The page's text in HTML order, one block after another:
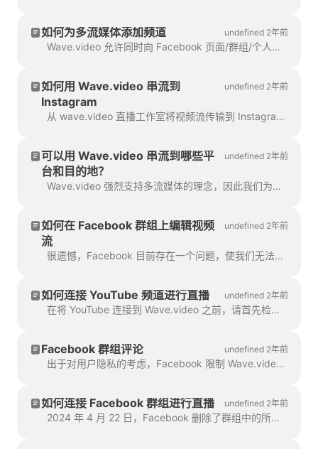
如何为多流媒体添加频道 undefined 2年前
Wave.video 允许同时向 Facebook 页面/群组/个人档案、YouTube 账户和 RTMP 频道进行多视频流！您可以添加多个目的地...
如何用 Wave.video 串流到
Instagram
undefined 2年前
从 wave.video 直播工作室将视频流传输到 Instagram 账户非常简单。所有演播室功能都将在您观看直播时为您提供。
可以用 Wave.video 串流到哪些平
台和目的地？
undefined 2年前
Wave.video 强烈支持多流媒体的理念，因此我们为您的广播目的地提供了多种选择。从今天起，我们提供...
如何在 Facebook 群组上编辑视频
流
undefined 2年前
很遗憾，Facebook 目前存在一个问题，使我们无法支持在 Facebook 群组上编辑流媒体。要进行任何更改...
如何连接 YouTube 频道进行直播 undefined 2年前
在将 YouTube 连接到 Wave.video 之前，请首先检查您的 YouTube 帐户是否已全部设置并准备好进行直播。验证您的 YouTube 帐户。 F...
Facebook 群组评论 undefined 2年前
出于对用户隐私的考虑，Facebook 限制 Wave.video 访问和显示留言者的姓名和个人照片。
如何连接 Facebook 群组进行直播 undefined 2年前
2024 年 4 月 22 日，Facebook 删除了群组中的所有第三方应用程序。不幸的是，这意味着您将无法将您的 Facebook 群组添加为直播流媒体。